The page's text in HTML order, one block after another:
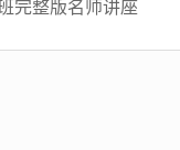
完整版名师讲座